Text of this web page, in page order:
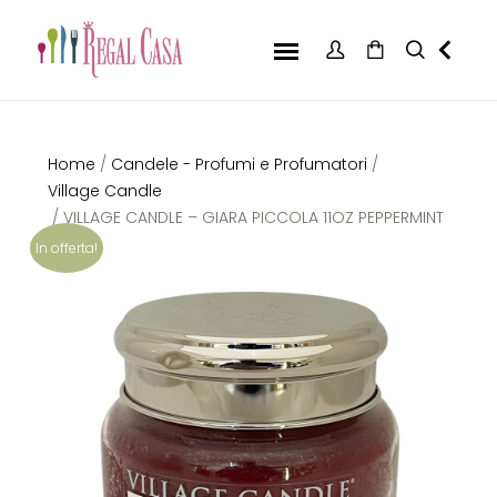
In offerta!
Home / Candele - Profumi e Profumatori /
Village Candle
/ VILLAGE CANDLE – GIARA PICCOLA 11OZ PEPPERMINT
BARK